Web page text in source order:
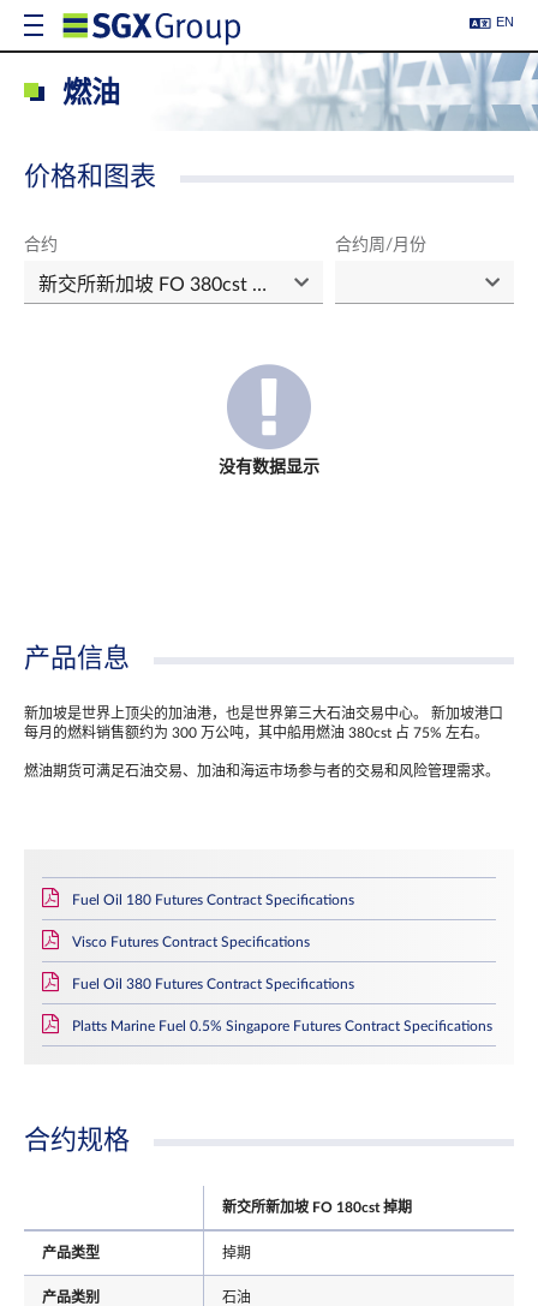
EN
燃油
价格和图表
合约 合约周/月份
没有数据显示
产品信息
新加坡是世界上顶尖的加油港，也是世界第三大石油交易中心。 新加坡港口
每月的燃料销售额约为 300 万公吨，其中船用燃油 380cst 占 75% 左右。
燃油期货可满足石油交易、加油和海运市场参与者的交易和风险管理需求。
Fuel Oil 180 Futures Contract Specifications
Visco Futures Contract Specifications
Fuel Oil 380 Futures Contract Specifications
Platts Marine Fuel 0.5% Singapore Futures Contract Specifications
合约规格
新交所新加坡 FO 180cst 掉期
产品类型 掉期
产品类别 石油